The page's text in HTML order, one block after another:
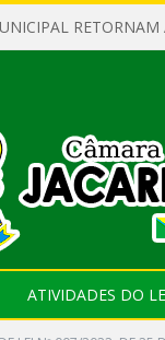
ATIVIDADES DO